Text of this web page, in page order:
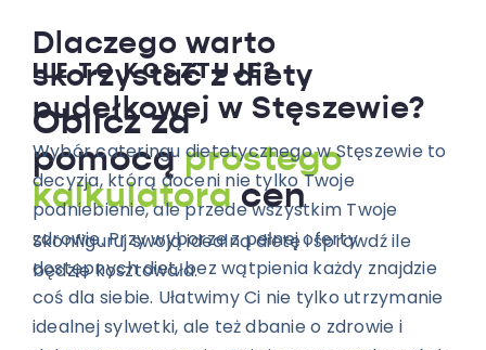
ILE TO KOSZTUJE?
Oblicz za
pomocąprostego
kalkulatoracen
Skonfiguruj swoją idealną dietę i sprawdź ile
będzie kosztowała.
Dlaczego warto
skorzystać z diety
pudełkowej w Stęszewie?
Wybór cateringu dietetycznego w Stęszewie to
decyzja, którą doceni nie tylko Twoje
podniebienie, ale przede wszystkim Twoje
zdrowie. Przy wyborze z pełnej oferty
dostępnych diet, bez wątpienia każdy znajdzie
coś dla siebie. Ułatwimy Ci nie tylko utrzymanie
idealnej sylwetki, ale też dbanie o zdrowie i